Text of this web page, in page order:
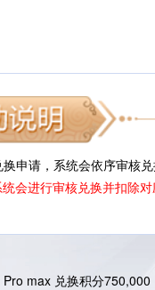
申请，系统会依序审核兑
会进行审核兑换并扣除对
max 兑换积分750,000